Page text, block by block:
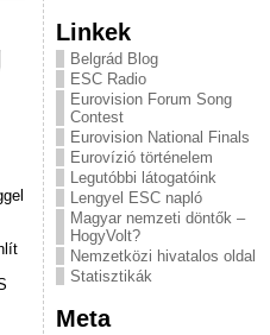
Linkek
Belgrád Blog
ESC Radio
Eurovision Forum Song
Contest
Eurovision National Finals
Eurovízió történelem
Legutóbbi látogatóink
Lengyel ESC napló
Magyar nemzeti döntők –
HogyVolt?
Nemzetközi hivatalos oldal
Statisztikák
Meta